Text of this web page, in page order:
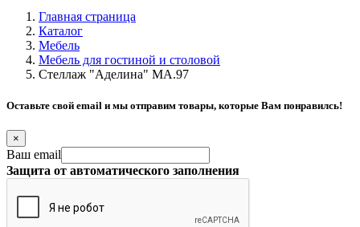
Главная страница
Каталог
Мебель
Мебель для гостиной и столовой
Стеллаж "Аделина" MA.97
Оставьте свой email и мы отправим товары, которые Вам понравилсь!
×
Ваш email
Защита от автоматического заполнения